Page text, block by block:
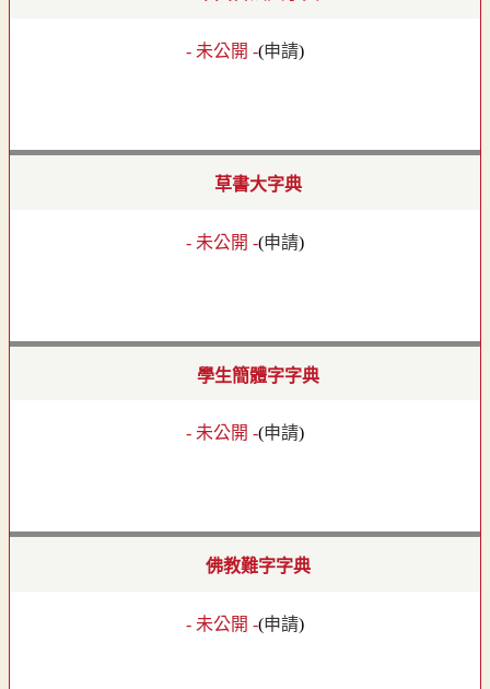
- 未公開 -(申請)
草書大字典
- 未公開 -(申請)
學生簡體字字典
- 未公開 -(申請)
佛教難字字典
- 未公開 -(申請)